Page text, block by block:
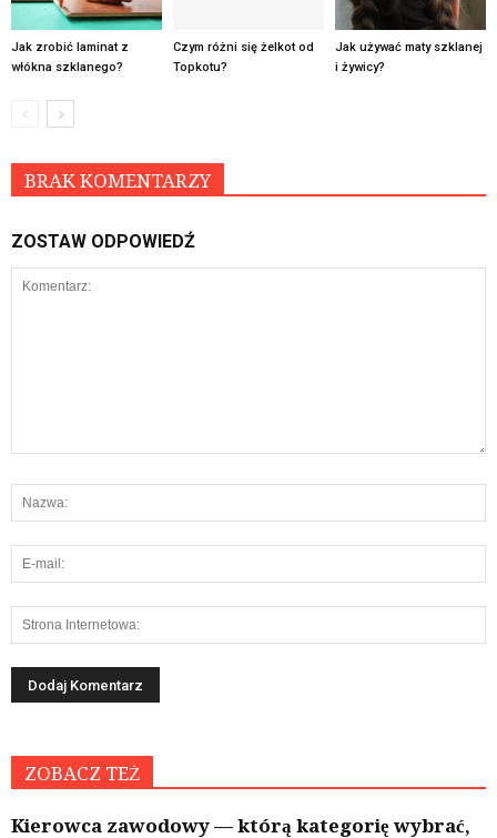
Jak zrobić laminat z
włókna szklanego?
Czym różni się żelkot od
Topkotu?
Jak używać maty szklanej
i żywicy?
BRAK KOMENTARZY
ZOSTAW ODPOWIEDŹ
ZOBACZ TEŻ
Kierowca zawodowy — którą kategorię wybrać,